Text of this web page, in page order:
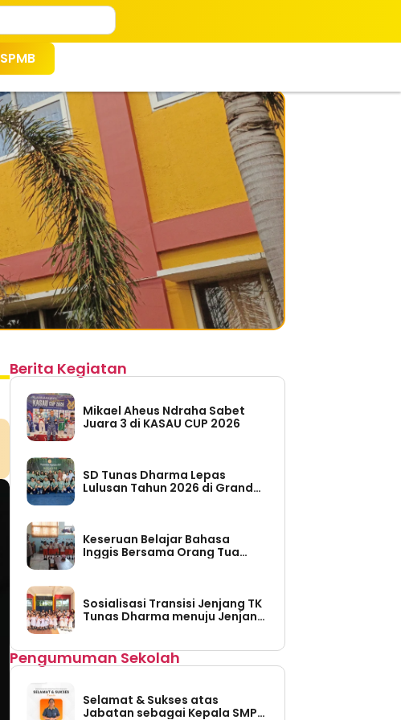
SPMB
Berita Kegiatan
Mikael Aheus Ndraha Sabet
Juara 3 di KASAU CUP 2026
SD Tunas Dharma Lepas
Lulusan Tahun 2026 di Grand
Keseruan Belajar Bahasa
Inggis Bersama Orang Tua
Sosialisasi Transisi Jenjang TK
Tunas Dharma menuju Jenjang
Pengumuman Sekolah
Selamat & Sukses atas
Jabatan sebagai Kepala SMP